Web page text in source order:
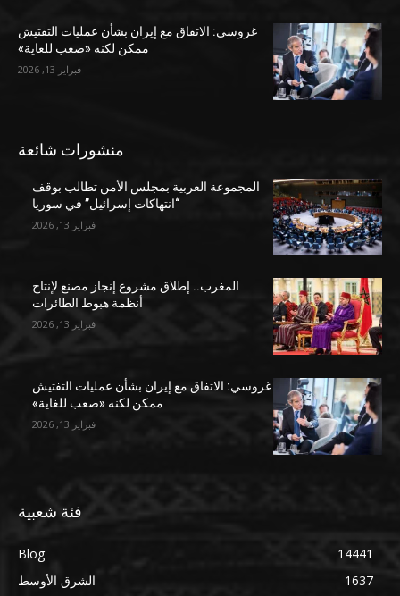
غروسي: الاتفاق مع إيران بشأن عمليات التفتيش
ممكن لكنه «صعب للغاية»
فبراير 13, 2026
منشورات شائعة
المجموعة العربية بمجلس الأمن تطالب بوقف
“انتهاكات إسرائيل” في سوريا
فبراير 13, 2026
المغرب.. إطلاق مشروع إنجاز مصنع لإنتاج
أنظمة هبوط الطائرات
فبراير 13, 2026
غروسي: الاتفاق مع إيران بشأن عمليات التفتيش
ممكن لكنه «صعب للغاية»
فبراير 13, 2026
فئة شعبية
Blog
14441
الشرق الأوسط
1637